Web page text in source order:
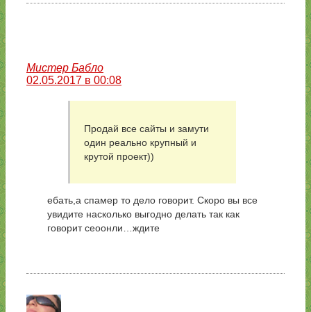
Мистер Бабло
02.05.2017 в 00:08
Продай все сайты и замути
один реально крупный и
крутой проект))
ебать,а спамер то дело говорит. Скоро вы все
увидите насколько выгодно делать так как
говорит сеоонли…ждите